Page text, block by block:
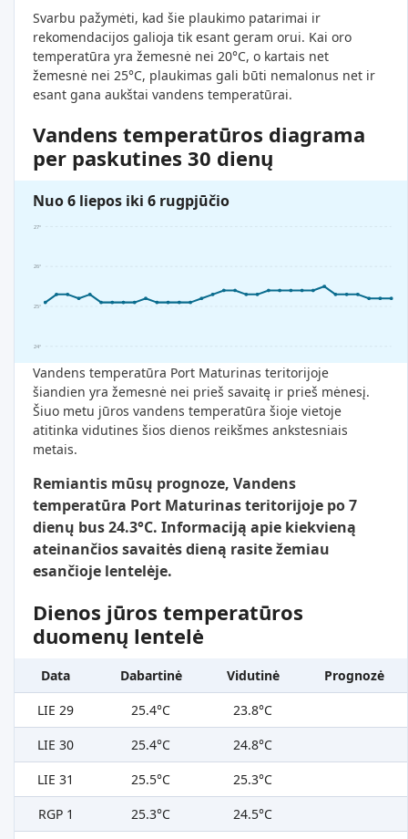
Svarbu pažymėti, kad šie plaukimo patarimai ir
rekomendacijos galioja tik esant geram orui. Kai oro
temperatūra yra žemesnė nei 20°C, o kartais net
žemesnė nei 25°C, plaukimas gali būti nemalonus net ir
esant gana aukštai vandens temperatūrai.
Vandens temperatūros diagrama
per paskutines 30 dienų
Nuo 6 liepos iki 6 rugpjūčio
24°
25°
26°
27°
Vandens temperatūra Port Maturinas teritorijoje
šiandien yra žemesnė nei prieš savaitę ir prieš mėnesį.
Šiuo metu jūros vandens temperatūra šioje vietoje
atitinka vidutines šios dienos reikšmes ankstesniais
metais.
Remiantis mūsų prognoze, Vandens
temperatūra Port Maturinas teritorijoje po 7
dienų bus 24.3°C. Informaciją apie kiekvieną
ateinančios savaitės dieną rasite žemiau
esančioje lentelėje.
Dienos jūros temperatūros
duomenų lentelė
Data Dabartinė Vidutinė
Prognozė
LIE 29
25.4°C
23.8°C
LIE 30
25.4°C
24.8°C
LIE 31
25.5°C
25.3°C
RGP 1
25.3°C
24.5°C